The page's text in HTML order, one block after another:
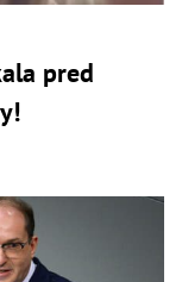
pred